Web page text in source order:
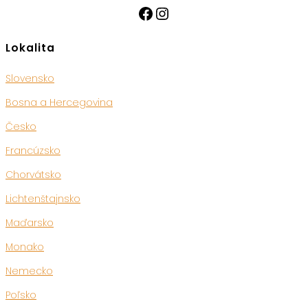
Facebook
Instagram
Lokalita
Slovensko
Bosna a Hercegovina
Česko
Francúzsko
Chorvátsko
Lichtenštajnsko
Maďarsko
Monako
Nemecko
Poľsko